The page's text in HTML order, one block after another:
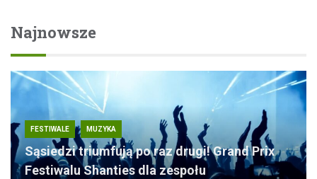
Najnowsze
FESTIWALE MUZYKA
Sąsiedzi triumfują po raz drugi! Grand Prix
Festiwalu Shanties dla zespołu